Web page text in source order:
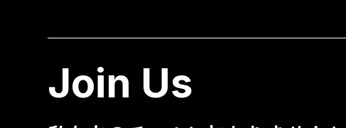
Join Us